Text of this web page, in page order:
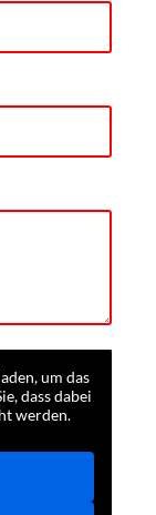
um das
dass dabei
werden.